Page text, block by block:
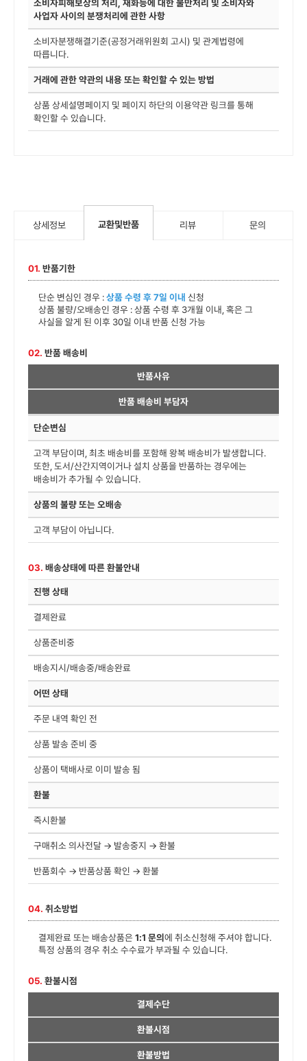
소비자피해보상의 처리, 재화등에 대한 불만처리 및 소비자와
사업자 사이의 분쟁처리에 관한 사항
소비자분쟁해결기준(공정거래위원회 고시) 및 관계법령에
따릅니다.
거래에 관한 약관의 내용 또는 확인할 수 있는 방법
상품 상세설명페이지 및 페이지 하단의 이용약관 링크를 통해
확인할 수 있습니다.
상세정보 교환및반품 리뷰 문의
01. 반품기한
단순 변심인 경우 :상품 수령 후 7일 이내 신청
상품 불량/오배송인 경우 : 상품 수령 후 3개월 이내, 혹은 그
사실을 알게 된 이후 30일 이내 반품 신청 가능
02. 반품 배송비
반품사유
반품 배송비 부담자
단순변심
고객 부담이며, 최초 배송비를 포함해 왕복 배송비가 발생합니다.
또한, 도서/산간지역이거나 설치 상품을 반품하는 경우에는
배송비가 추가될 수 있습니다.
상품의 불량 또는 오배송
고객 부담이 아닙니다.
03. 배송상태에 따른 환불안내
진행 상태
결제완료
상품준비중
배송지시/배송중/배송완료
어떤 상태
주문 내역 확인 전
상품 발송 준비 중
상품이 택배사로 이미 발송 됨
환불
즉시환불
구매취소 의사전달 → 발송중지 → 환불
반품회수 → 반품상품 확인 → 환불
04. 취소방법
결제완료 또는 배송상품은 1:1 문의에 취소신청해 주셔야 합니다.
특정 상품의 경우 취소 수수료가 부과될 수 있습니다.
05. 환불시점
결제수단
환불시점
환불방법